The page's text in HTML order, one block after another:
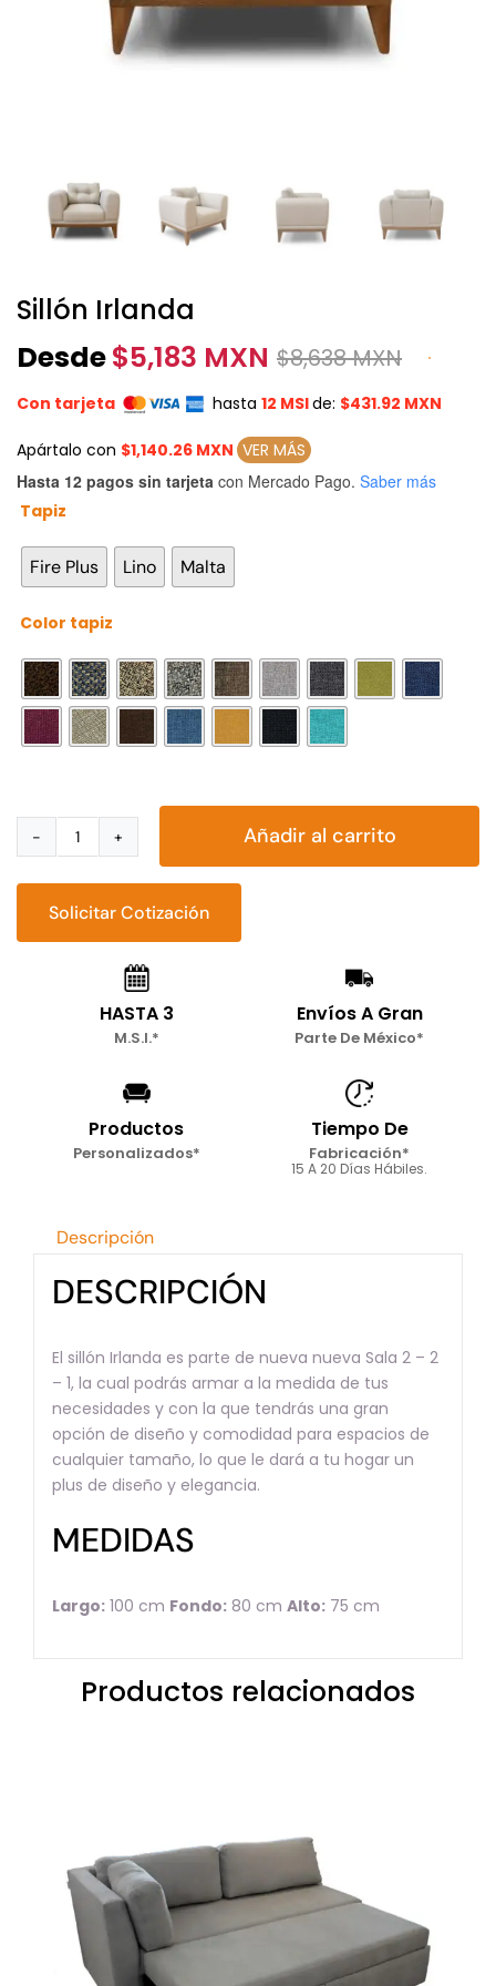
Sillón Irlanda
Desde$5,183 MXN $8,638 MXN
Con tarjeta hasta 12 MSIde: $431.92 MXN
Apártalo con $1,140.26 MXN VER MÁS
Hasta 12 pagos sin tarjeta con Mercado Pago. Saber más
Tapiz
Fire Plus Lino Malta
Color tapiz
Sillón
Irlanda
cantidad
Añadir al carrito
Solicitar Cotización
HASTA 3
M.S.I.*
Envíos A Gran
Parte De México*
Productos
Personalizados*
Tiempo De
Fabricación*
15 A 20 Días Hábiles.
Descripción
DESCRIPCIÓN
El sillón Irlanda es parte de nueva nueva Sala 2 – 2
– 1, la cual podrás armar a la medida de tus
necesidades y con la que tendrás una gran
opción de diseño y comodidad para espacios de
cualquier tamaño, lo que le dará a tu hogar un
plus de diseño y elegancia.
MEDIDAS
Largo:100 cm Fondo:80 cm Alto:75 cm
Productos relacionados